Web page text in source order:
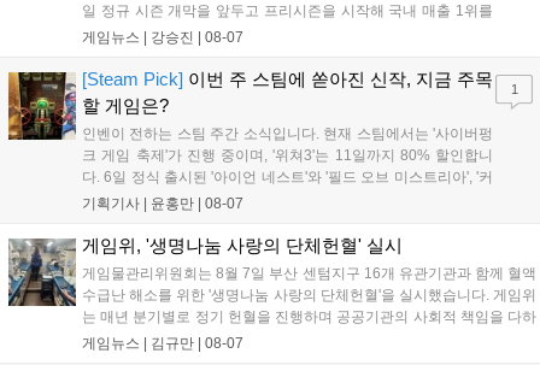
일 정규 시즌 개막을 앞두고 프리시즌을 시작해 국내 매출 1위를
기록했습니다. 25주년을 맞은 '고스트 리콘' 시리즈는 8월 6일 쇼
'마블 투혼: 파이팅 소울즈'와 레트로 수리 시뮬레이션 '리스토
리'도 스팀에 정식 출시되었습니다....
게임뉴스 | 강승진 | 08-07
[Steam Pick] 이번 주 스팀에 쏟아진 신작, 지금 주목
할 게임은?
인벤이 전하는 스팀 주간 소식입니다. 현재 스팀에서는 '사이버펑
크 게임 축제'가 진행 중이며, '위쳐3'는 11일까지 80% 할인합니
다. 6일 정식 출시된 '아이언 네스트'와 '필드 오브 미스트리아', '커
세어 코브'가 호평받고 있습니다. 한편, 7일 출시된 '마블 투혼'은
다. 유비소프트의 '고스트리콘: 와일드랜드'는 7년 만의 대규모 업
기획기사 | 윤홍만 | 08-07
1
게임위, '생명나눔 사랑의 단체헌혈' 실시
게임물관리위원회는 8월 7일 부산 센텀지구 16개 유관기관과 함께 혈액
수급난 해소를 위한 '생명나눔 사랑의 단체헌혈'을 실시했습니다. 게임위
는 매년 분기별로 정기 헌혈을 진행하며 공공기관의 사회적 책임을 다하
고 있으며, 이번 행사에는 영화진흥위원회 등 14개 기관 임직원이 동참
게임뉴스 | 김규만 | 08-07